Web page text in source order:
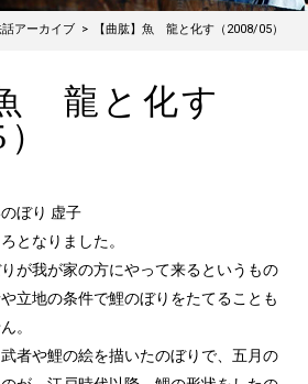
話アーカイブ 【曲肱】魚 龍と化す（2008/05）
龍と化す
ぼり 虚子
となりました。
が我が家の方にやって来るというもの
立地の条件で鯉のぼりをたてることも
。
者や鯉の絵を描いたのぼりで、五月の